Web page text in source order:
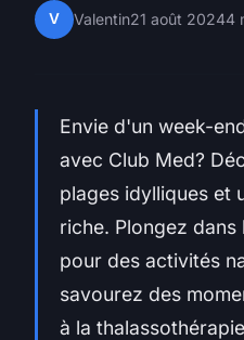
V Valentin21 août 20244
Envie d'un week-
avec Club Med?
plages idylliques et
riche. Plongez
pour des activités
savourez des
à la